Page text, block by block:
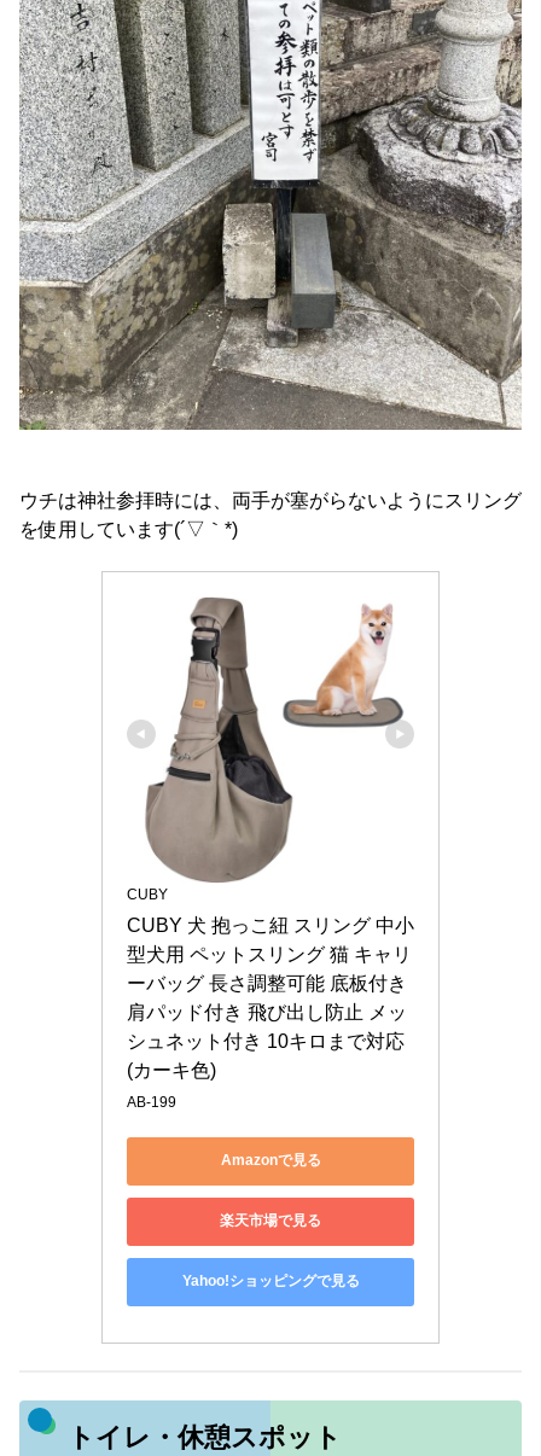
ウチは神社参拝時には、両手が塞がらないようにスリング
を使用しています(´▽｀*)
CUBY
CUBY 犬 抱っこ紐 スリング 中小
型犬用 ペットスリング 猫 キャリ
ーバッグ 長さ調整可能 底板付き
肩パッド付き 飛び出し防止 メッ
シュネット付き 10キロまで対応
(カーキ色)
AB-199
Amazonで見る
楽天市場で見る
Yahoo!ショッピングで見る
トイレ・休憩スポット